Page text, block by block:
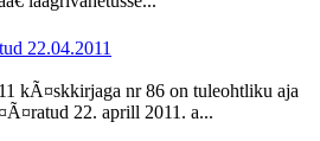
22.04.2011
kÃ¤skkirjaga nr 86 on tuleohtliku aja
22. aprill 2011. a...